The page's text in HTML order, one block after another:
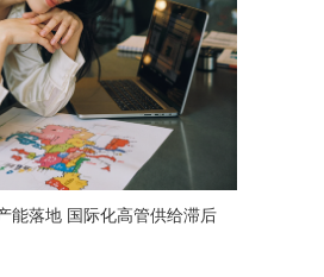
能落地 国际化高管供给滞后